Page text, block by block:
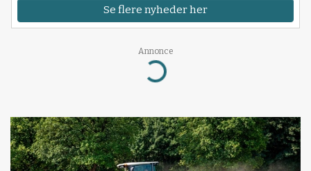
Se flere nyheder her
Annonce
Loading...